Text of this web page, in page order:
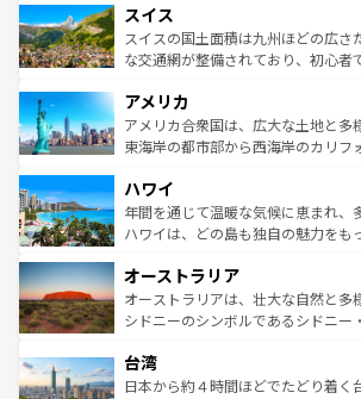
れる地方に足を運ぶとそれぞれで全
きるだろう。 なお、新着のフラ
を参照してほしい。
は、お酒好きな人にはぜひ体験してほしい。 な
ドイツ情報はコンテンツ一覧を参照
リアごとに異なる魅力がある。また
ティー、ビール好きにはたまらない
戦など、本場だからこそできる体験
ンツ一覧を参照してほしい。
スイス
スイスの国土面積は九州ほどの広さ
な交通網が整備されており、初心者
の建物がそのまま残る町や、スイス
博物館もあり、アルプス観光だけで
ことができる。国民の所得が高いた
ば市内交通費無料で観光を楽しむこともで
着のスイス情報はコンテンツ一覧
アメリカ
アメリカ合衆国は、広大な土地と多
東海岸の都市部から西海岸のカリフ
のような巨大都市は、観光、ショッ
ンメントが詰まった刺激的なスポッ
西部には大自然が広がり、グランド
部のニューオーリンズでは、音楽と
文化が魅力。旅行者はアメリカの各
しみながら、その多様性と豊かな歴
ならではの贅沢な旅のスタイルだ。 なお、新着のアメリカ
情報はコンテンツ一覧を参照してほ
ハワイ
年間を通じて温暖な気候に恵まれ、
ハワイは、どの島も独自の魅力をも
ワイ島は見逃せない。また、定番の
島だが、静かな自然を求めるならマ
おすすめ。エメラルドグリーンに輝
れるおもてなしの心で訪れる人々を
人々、おいしいローカルフードやハ
オーストラリア
オーストラリアは、壮大な自然と多
シドニーのシンボルであるシドニー
リアリーフや大陸中央部にそびえる
ク）、タスマニアの美しい原生林や
台湾
日本から約４時間ほどでたどり着く